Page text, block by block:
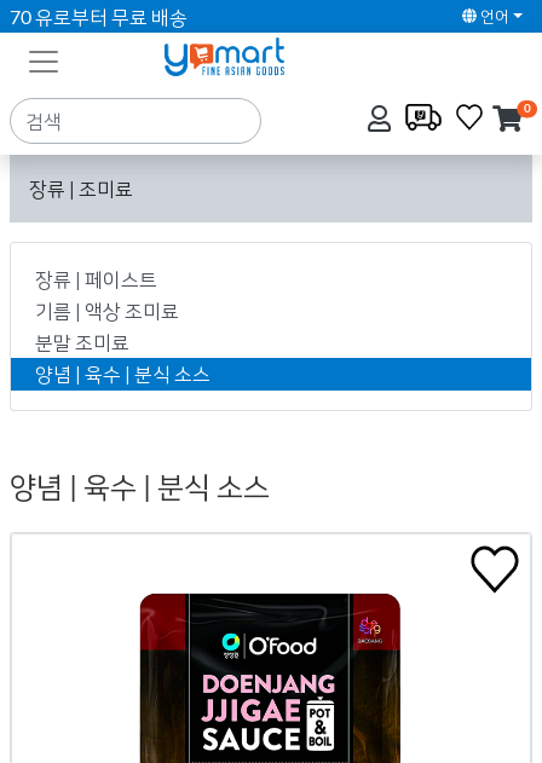
70 유로부터 무료 배송 언어
0
장류 | 조미료
장류 | 페이스트
기름 | 액상 조미료
분말 조미료
양념 | 육수 | 분식 소스
양념 | 육수 | 분식 소스